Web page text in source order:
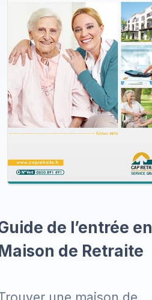
de l’entrée en
de Retraite